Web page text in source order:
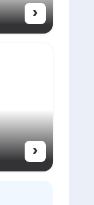
›
›